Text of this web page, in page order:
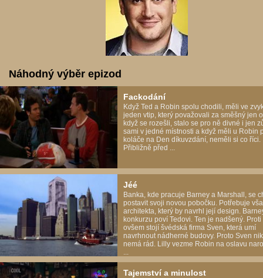
Náhodný výběr epizod
Fackodání
Když Ted a Robin spolu chodili, měli ve
jeden vtip, který považovali za směšný jen
když se rozešli, stalo se pro ně divné i jen
sami v jedné místnosti a když měli u Robin
koláče na Den díkuvzdání, neměli si co říci.
Přibližně před ...
Jéé
Banka, kde pracuje Barney a Marshall, se
postavit svoji novou pobočku. Potřebuje
architekta, který by navrhl její design.
konkurzu poví Tedovi. Ten je nadšený.
ovšem stojí švédská firma Sven, která umí
navrhnout nádherné budovy. Proto Sven
nemá rád. Lilly vezme Robin na oslavu
...
Tajemství a minulost